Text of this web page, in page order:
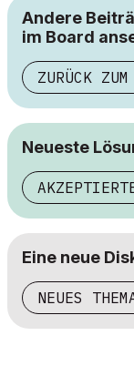
Andere
im Board
ZURÜCK ZUM
Neueste
Eine neue
NEUES